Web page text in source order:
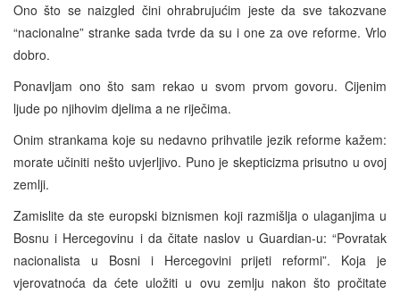
Ono što se naizgled čini ohrabrujućim jeste da sve takozvane
“nacionalne” stranke sada tvrde da su i one za ove reforme. Vrlo
dobro.
Ponavljam ono što sam rekao u svom prvom govoru. Cijenim
ljude po njihovim djelima a ne riječima.
Onim strankama koje su nedavno prihvatile jezik reforme kažem:
morate učiniti nešto uvjerljivo. Puno je skepticizma prisutno u ovoj
zemlji.
Zamislite da ste europski biznismen koji razmišlja o ulaganjima u
Bosnu i Hercegovinu i da čitate naslov u Guardian-u: “Povratak
nacionalista u Bosni i Hercegovini prijeti reformi”. Koja je
vjerovatnoća da ćete uložiti u ovu zemlju nakon što pročitate